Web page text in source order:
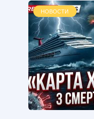
НОВОСТИ